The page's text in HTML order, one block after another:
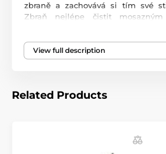
zbraně a zachovává si tím své
Zbraň nejlépe čistit
Výhodou tohoto balení je, že
nedojde k případným ztrátám
- dvě mosazné tyčinky o
- měkký kartáček pro dočištění
- filcovou násadku pro nanesení
View full description
Related Products